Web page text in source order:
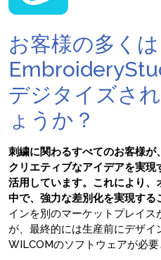
お客様の多く
デジタイズさ
ょうか？
刺繍に関わるすべてのお客様
クリエティブなアイデアを実
活用しています。これにより
中で、強力な差別化を実現する
インを別のマーケットプレイ
が、最終的には生産前にデザイ
WILCOMのソフトウェアが必要